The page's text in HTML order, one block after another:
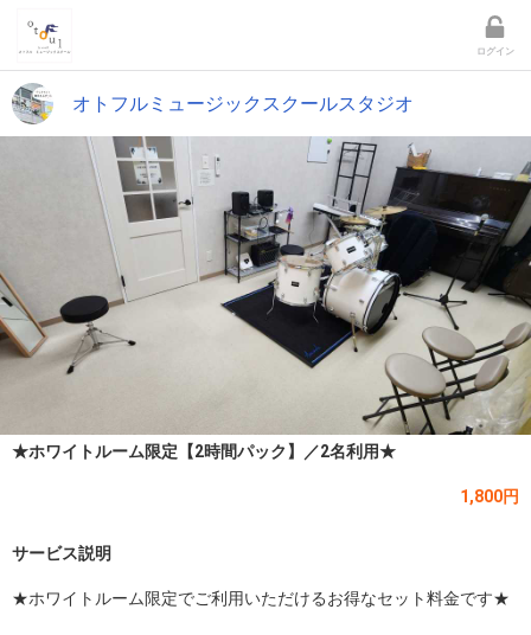
ログイン
オトフルミュージックスクールスタジオ
★ホワイトルーム限定【2時間パック】／2名利用★
1,800円
サービス説明
★ホワイトルーム限定でご利用いただけるお得なセット料金です★